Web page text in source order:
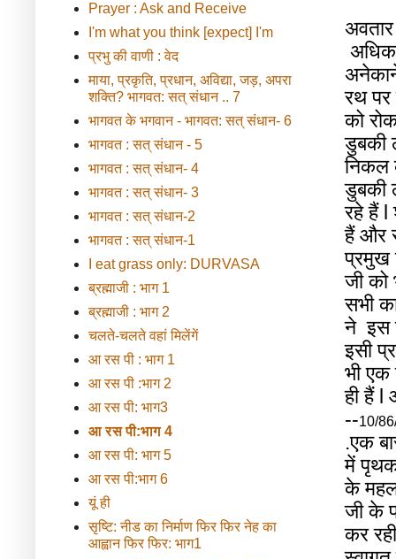
अवतार
रथ पर
को
डुबकी
निकल
डुबकी
रहे हैंl
हैं और
प्रमुख
जी को
सभी
ने इस
इसी
भी एक
ही हैंl
--10/
.एक
में
के
जी के
कर रही
Prayer : Ask and Receive
I'm what you think [expect] I'm
प्रभु की वाणी : वेद
माया, प्रकृति, प्रधान, अविद्या, जड़, अपरा
शक्ति? भागवत: सत् संधान .. 7
भागवत के भगवान - भागवत: सत् संधान- 6
भागवत : सत् संधान - 5
भागवत : सत् संधान- 4
भागवत : सत् संधान- 3
भागवत : सत् संधान-2
भागवत : सत् संधान-1
I eat grass only: DURVASA
ब्रह्माजी : भाग 1
ब्रह्माजी : भाग 2
चलते-चलते वहां मिलेंगें
आ रस पी : भाग 1
आ रस पी :भाग 2
आ रस पी: भाग3
आ रस पी:भाग 4
आ रस पी: भाग 5
आ रस पी:भाग 6
यूं ही
सृष्टि: नीड का निर्माण फिर फिर नेह का
आह्वान फिर फिर: भाग1